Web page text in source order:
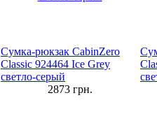
Сумка-рюкзак CabinZero
Classic 924464 Ice Grey
светло-серый
2873грн.